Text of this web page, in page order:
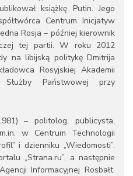
książkę Putin. Jego
Centrum Inicjatyw
Rosja – później kierownik
tej partii. W roku 2012
na libijską politykę Dmitrija
Rosyjskiej Akademii
Państwowej przy
– politolog, publicysta,
w Centrum Technologii
i dzienniku „Wiedomosti”.
„Strana.ru”, a następnie
Informacyjnej Rosbałt.